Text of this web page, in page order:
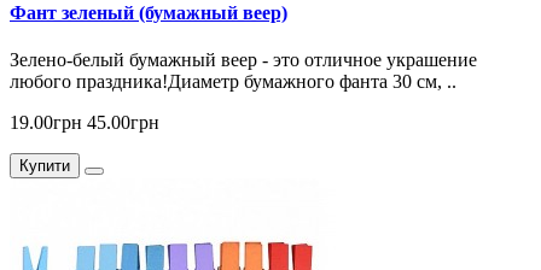
Фант зеленый (бумажный веер)
Зелено-белый бумажный веер - это отличное украшение
любого праздника!Диаметр бумажного фанта 30 см, ..
19.00грн 45.00грн
Купити